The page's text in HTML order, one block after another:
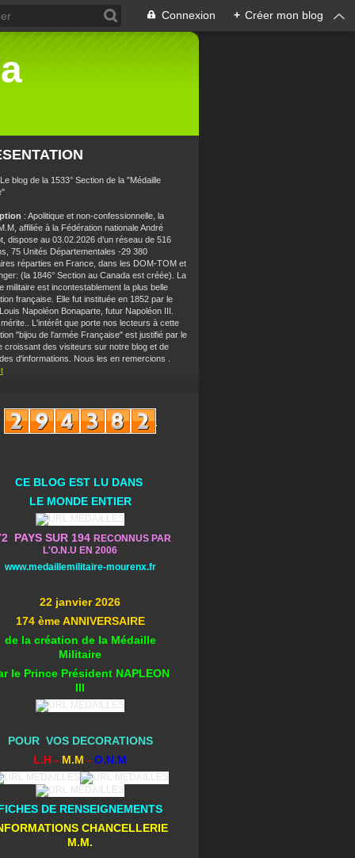
Connexion + Créer mon blog
blog de la 1533° Section de la "Médaille
: Apolitique et non-confessionnelle, la
affiliée à la Fédération nationale André
dispose au 03.02.2026 d’un réseau de 516
75 Unités Départementales -29 380
réparties en France, dans les DOM-TOM et
(la 1846° Section au Canada est créée). La
militaire est incontestablement la plus belle
française. Elle fut instituée en 1852 par le
Napoléon Bonaparte, futur Napoléon III.
mérite.. L'intérêt que porte nos lecteurs à cette
"bijou de l'armée Française" est justifié par le
croissant des visiteurs sur notre blog et de
d'informations. Nous les en remercions .
CE BLOG EST LU DANS
LE MONDE ENTIER
PAYS SUR 194 RECONNUS PAR
L'O.N.U EN 2006
www.medaillemilitaire-mourenx.fr
22 janvier 2026
174 ème ANNIVERSAIRE
de la création de la Médaille
Militaire
le Prince Président NAPLEON
III
POUR VOS DECORATIONS
L.H - M.M - O.N.M
DE RENSEIGNEMENTS
CHANCELLERIE
M.M.